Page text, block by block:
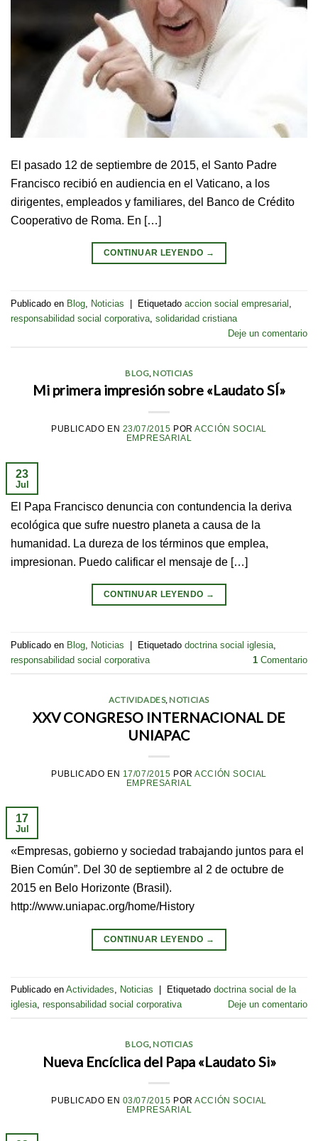
El pasado 12 de septiembre de 2015, el Santo Padre
Francisco recibió en audiencia en el Vaticano, a los
dirigentes, empleados y familiares, del Banco de Crédito
Cooperativo de Roma. En […]
CONTINUAR LEYENDO →
Publicado en Blog Noticias Etiquetado accion social empresarial
responsabilidad social corporativa solidaridad cristiana
Deje un comentario
BLOG, NOTICIAS
Mi primera impresión sobre «Laudato SÍ»
PUBLICADO EN 23/07/2015 PORACCIÓN SOCIAL
EMPRESARIAL
23
Jul
El Papa Francisco denuncia con contundencia la deriva
ecológica que sufre nuestro planeta a causa de la
humanidad. La dureza de los términos que emplea,
impresionan. Puedo calificar el mensaje de […]
CONTINUAR LEYENDO →
Publicado en Blog, Noticias Etiquetado doctrina social iglesia,
responsabilidad social corporativa
1 Comentario
ACTIVIDADES, NOTICIAS
XXV CONGRESO INTERNACIONAL DE
UNIAPAC
PUBLICADO EN 17/07/2015 PORACCIÓN SOCIAL
EMPRESARIAL
17
Jul
«Empresas, gobierno y sociedad trabajando juntos para el
Bien Común”. Del 30 de septiembre al 2 de octubre de
2015 en Belo Horizonte (Brasil).
http://www.uniapac.org/home/History
CONTINUAR LEYENDO →
Publicado en Actividades, Noticias Etiquetado doctrina social de la
iglesia, responsabilidad social corporativa Deje un comentario
BLOG, NOTICIAS
Nueva Encíclica del Papa «Laudato Si»
PUBLICADO EN 03/07/2015 PORACCIÓN SOCIAL
EMPRESARIAL